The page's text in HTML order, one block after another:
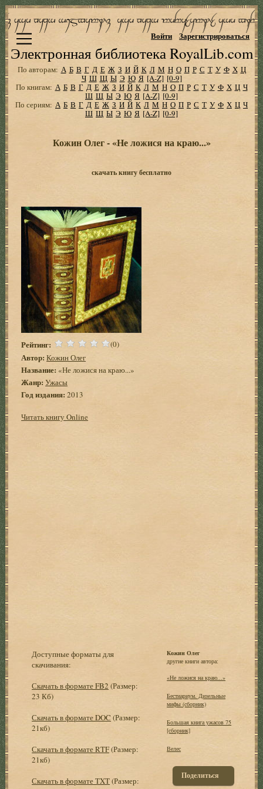
Электронная библиотека RoyalLib.com
Войти Зарегистрироваться
По авторам: А Б В Г Д Е Ж З И Й К Л М Н О П Р С Т У Ф Х Ц
Ч Ш Щ Ы Э Ю Я [A-Z] [0-9]
По книгам: А Б В Г Д Е Ж З И Й К Л М Н О П Р С Т У Ф Х Ц Ч
Ш Щ Ы Э Ю Я [A-Z] [0-9]
По сериям: А Б В Г Д Е Ж З И Й К Л М Н О П Р С Т У Ф Х Ц Ч
Ш Щ Ы Э Ю Я [A-Z] [0-9]
Кожин Олег - «Не ложися на краю...»
скачать книгу бесплатно
Рейтинг: (0)
Автор: Кожин Олег
Название: «Не ложися на краю...»
Жанр: Ужасы
Год издания: 2013
Читать книгу Online
Доступные форматы для
скачивания:
Скачать в формате FB2 (Размер:
23 Кб)
Скачать в формате DOC (Размер:
21кб)
Скачать в формате RTF(Размер:
21кб)
Скачать в формате TXT(Размер:
Кожин Олег
другие книги автора:
«Не ложися на краю...»
Бестиариум. Дизельные
мифы (сборник)
Большая книга ужасов 75
[сборник]
Велес
Поделиться